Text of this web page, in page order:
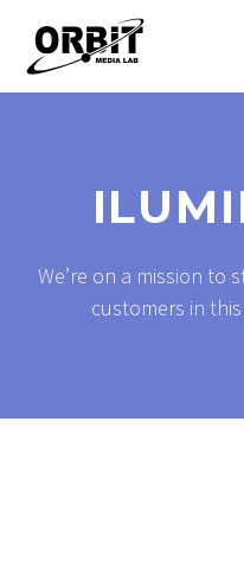
We’re on a mission to
customers in